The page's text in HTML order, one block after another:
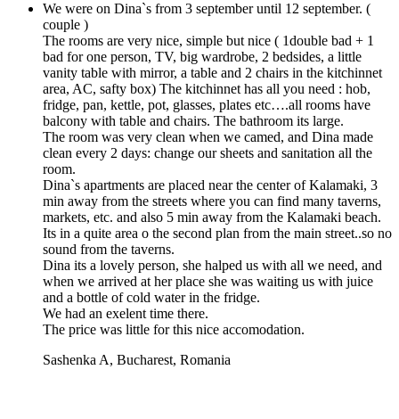
We were on Dina`s from 3 september until 12 september. (
couple )
The rooms are very nice, simple but nice ( 1double bad + 1
bad for one person, TV, big wardrobe, 2 bedsides, a little
vanity table with mirror, a table and 2 chairs in the kitchinnet
area, AC, safty box) The kitchinnet has all you need : hob,
fridge, pan, kettle, pot, glasses, plates etc….all rooms have
balcony with table and chairs. The bathroom its large.
The room was very clean when we camed, and Dina made
clean every 2 days: change our sheets and sanitation all the
room.
Dina`s apartments are placed near the center of Kalamaki, 3
min away from the streets where you can find many taverns,
markets, etc. and also 5 min away from the Kalamaki beach.
Its in a quite area o the second plan from the main street..so no
sound from the taverns.
Dina its a lovely person, she halped us with all we need, and
when we arrived at her place she was waiting us with juice
and a bottle of cold water in the fridge.
We had an exelent time there.
The price was little for this nice accomodation.
Sashenka A, Bucharest, Romania